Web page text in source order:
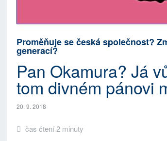
Proměňuje se česká společnost?
generací?
Pan Okamura? Já
tom divném pánovi
20. 9. 2018
čas čtení 2 minuty